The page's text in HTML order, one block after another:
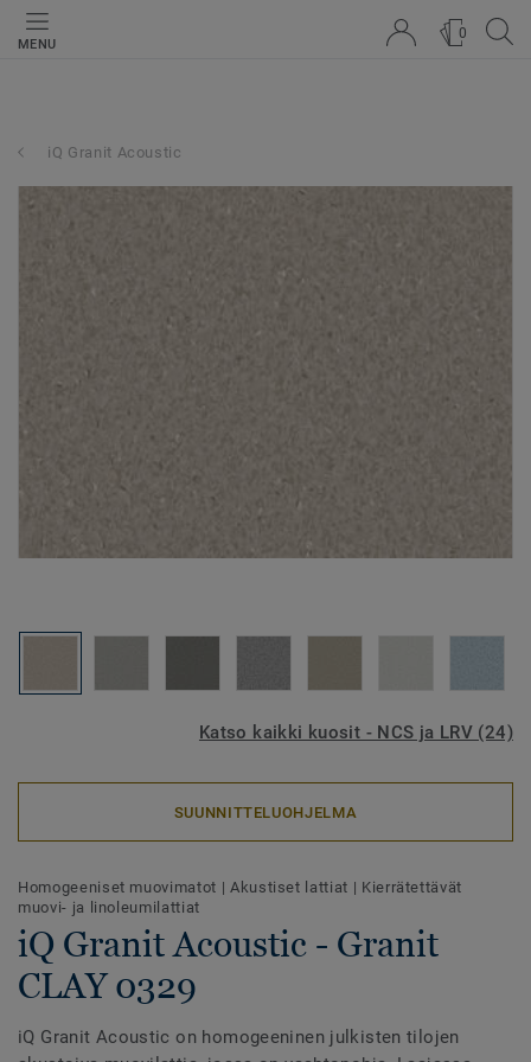
MENU
0
iQ Granit Acoustic
Katso kaikki kuosit - NCS ja LRV (24)
SUUNNITTELUOHJELMA
Homogeeniset muovimatot | Akustiset lattiat | Kierrätettävät
muovi- ja linoleumilattiat
iQ Granit Acoustic - Granit
CLAY 0329
iQ Granit Acoustic on homogeeninen julkisten tilojen